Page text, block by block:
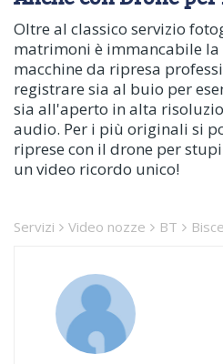
Oltre al classico servizio
matrimoni è immancabile la
macchine da ripresa
registrare sia al buio per
sia all'aperto in alta
audio. Per i più originali si
riprese con il drone per
un video ricordo unico!
Servizi Video nozze BT